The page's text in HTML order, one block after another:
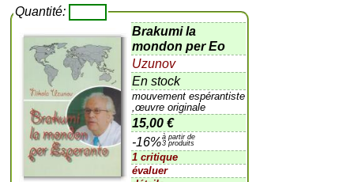
Quantité:
Brakumi la
mondon per Eo
Uzunov
En stock
mouvement espérantiste
,œuvre originale
15,00 €
-16%à partir de
3 produits
1 critique
évaluer